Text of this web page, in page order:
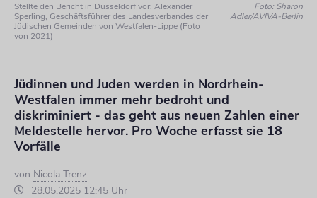
Stellte den Bericht in Düsseldorf vor: Alexander
Sperling, Geschäftsführer des Landesverbandes der
Jüdischen Gemeinden von Westfalen-Lippe (Foto
von 2021)
Foto: Sharon
Adler/AVIVA-Berlin
Jüdinnen und Juden werden in Nordrhein-
Westfalen immer mehr bedroht und
diskriminiert - das geht aus neuen Zahlen einer
Meldestelle hervor. Pro Woche erfasst sie 18
Vorfälle
von Nicola Trenz
28.05.2025 12:45 Uhr